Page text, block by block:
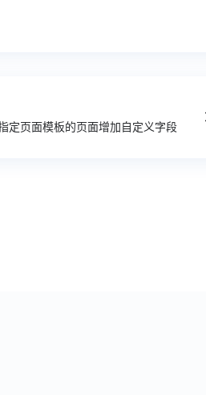
定页面模板的页面增加自定义字段